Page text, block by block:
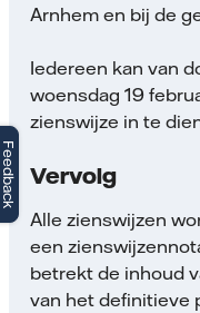
Arnhem en bij de
Iedereen kan van
woensdag 19
zienswijze in te
Vervolg
Alle zienswijzen
een
betrekt de inhoud
van het definitieve
Feedback